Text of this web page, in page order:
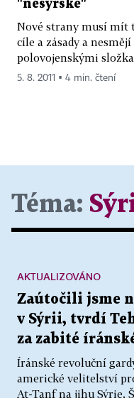
"nesyrské"
Nové strany musí mít
cíle a zásady a
polovojenskými
5. 8. 2011 ▪ 4 min. čtení
Téma:
Zaútočili jsme
v Sýrii, tvrdí
za zabité
Íránské revoluční
americké velitelství
At-Tanf na jihu Sýrie.
AKTUALIZOVÁNO